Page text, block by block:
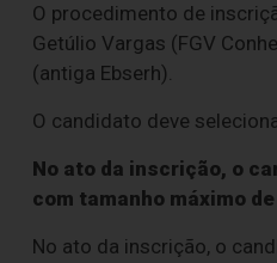
O procedimento de
Getúlio Vargas (FGV
(antiga Ebserh).
O candidato deve
No ato da inscrição, o
com tamanho máximo
No ato da inscrição, o